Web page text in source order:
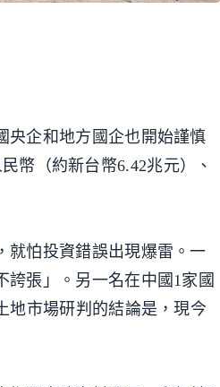
央企和地方國企也開始謹慎
幣（約新台幣6.42兆元）、
就怕投資錯誤出現爆雷。一
張」。另一名在中國1家國
地市場研判的結論是，現今